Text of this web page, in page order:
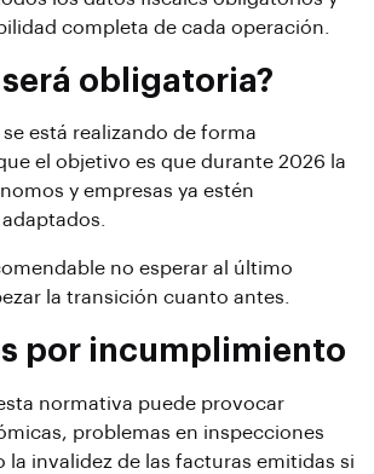
completa de cada operación.
obligatoria?
está realizando de forma
el objetivo es que durante 2026 la
y empresas ya estén
no esperar al último
la transición cuanto antes.
por incumplimiento
normativa puede provocar
problemas en inspecciones
la invalidez de las facturas emitidas si